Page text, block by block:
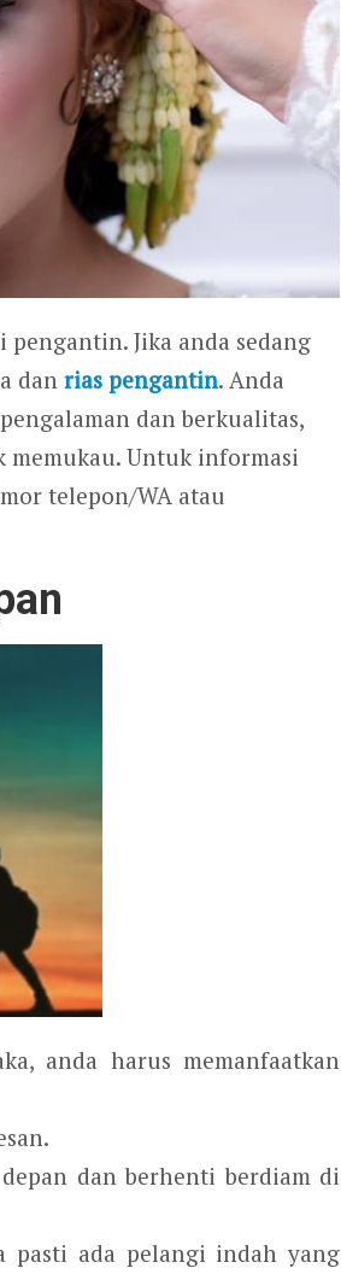
Jika anda sedang
dan rias pengantin. Anda
dan berkualitas,
Untuk informasi
telepon/WA atau
anda harus memanfaatkan
dan berhenti berdiam di
pasti ada pelangi indah yang